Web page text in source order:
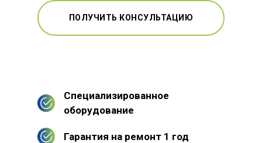
ПОЛУЧИТЬ КОНСУЛЬТАЦИЮ
Специализированное
оборудование
Гарантия на ремонт 1 год